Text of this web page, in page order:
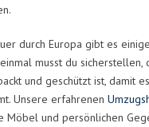
durch Europa gibt es
musst du sicherstellen,
und geschützt ist, damit
Unsere erfahrenen
Möbel und persönlichen